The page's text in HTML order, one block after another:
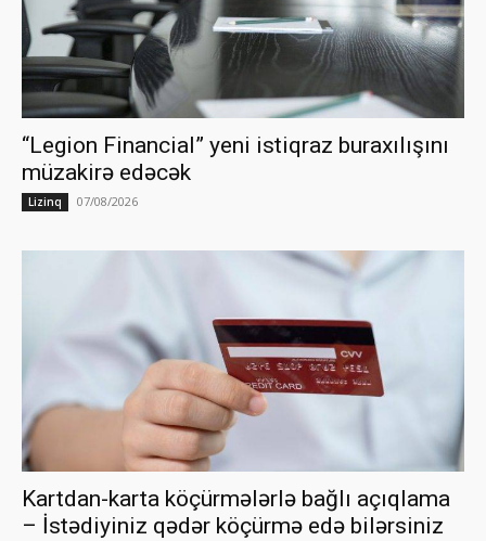
“Legion Financial” yeni istiqraz buraxılışını
müzakirə edəcək
Lizinq 07/08/2026
Kartdan-karta köçürmələrlə bağlı açıqlama
– İstədiyiniz qədər köçürmə edə bilərsiniz